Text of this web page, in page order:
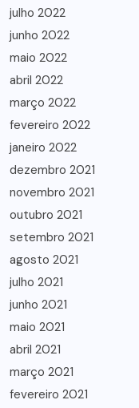
julho 2022
junho 2022
maio 2022
abril 2022
março 2022
fevereiro 2022
janeiro 2022
dezembro 2021
novembro 2021
outubro 2021
setembro 2021
agosto 2021
julho 2021
junho 2021
maio 2021
abril 2021
março 2021
fevereiro 2021